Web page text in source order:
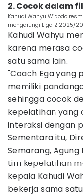
2. Cocok dalam
Kahudi Wahyu Widodo
mengarungi Liga 2 2025/
Kahudi Wahyu
karena merasa
satu sama lain.
"Coach Ega yang
memiliki
sehingga cocok
kepelatihan yang
interaksi dengan
Sementara itu,
Semarang,
tim kepelatihan
kepala Kahudi
bekerja sama